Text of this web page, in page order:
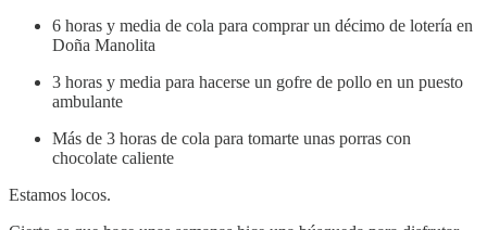
6 horas y media de cola para comprar un décimo de lotería en
Doña Manolita
3 horas y media para hacerse un gofre de pollo en un puesto
ambulante
Más de 3 horas de cola para tomarte unas porras con
chocolate caliente
Estamos locos.